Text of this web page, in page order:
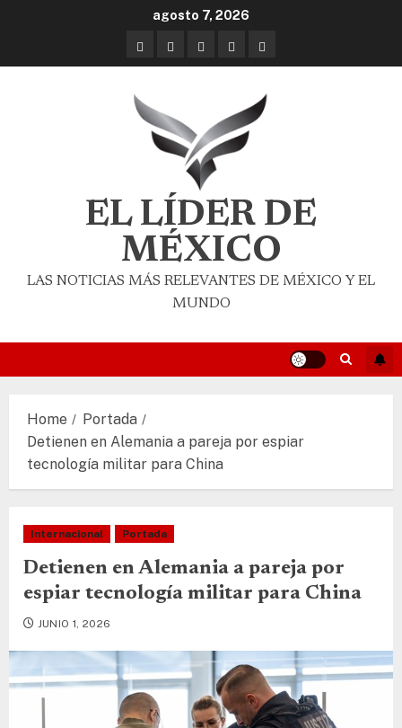
agosto 7, 2026
EL LÍDER DE
MÉXICO
LAS NOTICIAS MÁS RELEVANTES DE MÉXICO Y EL
MUNDO
Home
Portada
Detienen en Alemania a pareja por espiar
tecnología militar para China
Internacional Portada
Detienen en Alemania a pareja por
espiar tecnología militar para China
JUNIO 1, 2026